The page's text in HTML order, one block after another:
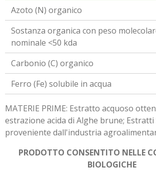
Azoto (N) organico
Sostanza organica con peso
nominale <50 kda
Carbonio (C) organico
Ferro (Fe) solubile in acqua
MATERIE PRIME: Estratto acquoso
estrazione acida di Alghe brune;
proveniente dall'industria
PRODOTTO CONSENTITO NELLE
BIOLOGICHE